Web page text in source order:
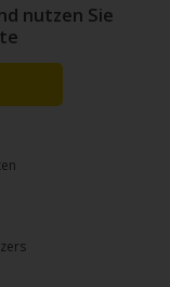
nutzen Sie